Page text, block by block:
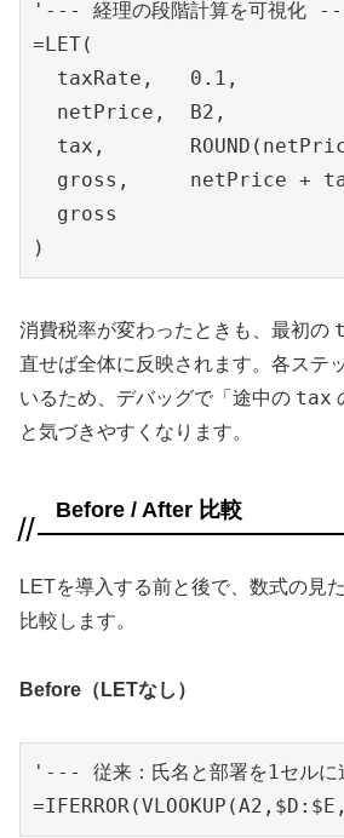
'--- 経理の段階計算を可視化
=LET(
  taxRate,   0.1,
  netPrice,  B2,
tax,
gross,     netPrice +
  gross
)
消費税率が変わったときも、最初の
直せば全体に反映されます。各ステ
いるため、デバッグで「途中の tax
と気づきやすくなります。
Before / After 比較
LETを導入する前と後で、数式の見
比較します。
Before（LETなし）
'--- 従来：氏名と部署を1セル